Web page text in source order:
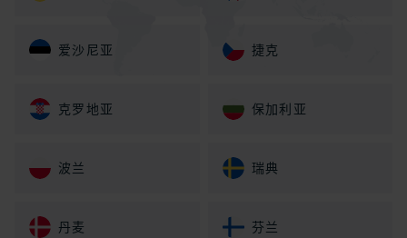
爱沙尼亚 捷克
克罗地亚 保加利亚
波兰 瑞典
丹麦 芬兰